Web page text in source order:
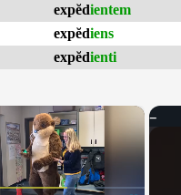
expĕdientem
expĕdiens
expĕdienti
×